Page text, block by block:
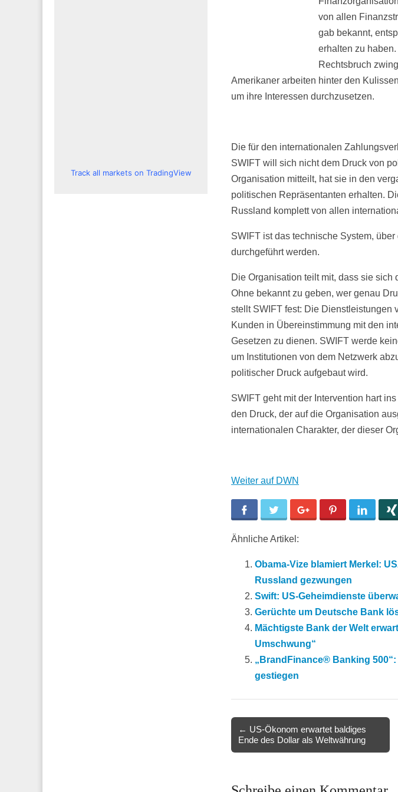
von allen
gab bekannt,
erhalten zu
Rechtsbruch
Amerikaner arbeiten hinter den
um ihre Interessen durchzusetzen.
Die für den internationalen
SWIFT will sich nicht dem Druck von
Organisation mitteilt, hat sie in den
politischen Repräsentanten erhalten.
Russland komplett von allen
SWIFT ist das technische System,
durchgeführt werden.
Die Organisation teilt mit, dass sie
Ohne bekannt zu geben, wer genau
stellt SWIFT fest: Die Dienstleistungen
Kunden in Übereinstimmung mit den
Gesetzen zu dienen. SWIFT werde
um Institutionen von dem Netzwerk
politischer Druck aufgebaut wird.
SWIFT geht mit der Intervention hart
den Druck, der auf die Organisation
internationalen Charakter, der dieser
Weiter auf DWN
Facebook Twitter Google+ Pinterest LinkedIn
Ähnliche Artikel:
Obama-Vize blamiert Merkel:
Russland gezwungen
Swift: US-Geheimdienste
Gerüchte um Deutsche Bank
Mächtigste Bank der Welt
Umschwung“
„BrandFinance® Banking
gestiegen
navigation
← US-Ökonom erwartet baldiges
Ende des Dollar als Weltwährung
Track all markets on TradingView